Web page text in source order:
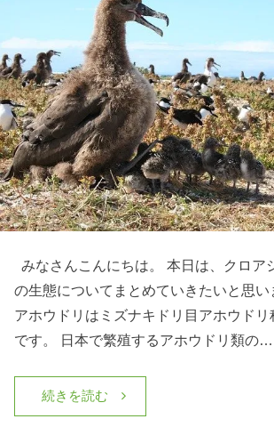
みなさんこんにちは。 本日は、クロア
の生態についてまとめていきたいと思
アホウドリはミズナキドリ目アホウドリ
です。 日本で繁殖するアホウドリ類の…
続きを読む